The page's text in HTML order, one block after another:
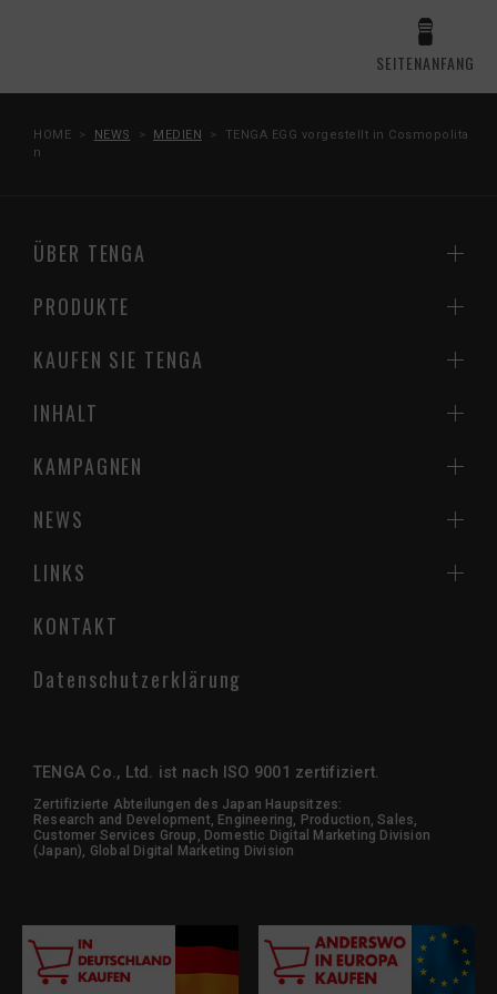
SEITENANFANG
HOME NEWS MEDIEN
TENGA EGG vorgestellt in Cosmopolita
n
ÜBER TENGA
PRODUKTE
KAUFEN SIE TENGA
INHALT
NEWS
KONTAKT
Datenschutzerklärung
KAMPAGNEN
LINKS
TENGA Co., Ltd. ist nach ISO 9001 zertifiziert.
Zertifizierte Abteilungen des Japan Haupsitzes:
Research and Development, Engineering, Production, Sales,
Customer Services Group, Domestic Digital Marketing Division
(Japan), Global Digital Marketing Division